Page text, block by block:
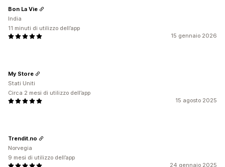
15 gennaio 2026
Bon La Vie
India
11 minuti di utilizzo dell’app
15 agosto 2025
My Store
Stati Uniti
Circa 2 mesi di utilizzo dell’app
24 gennaio 2025
Trendit.no
Norvegia
9 mesi di utilizzo dell’app